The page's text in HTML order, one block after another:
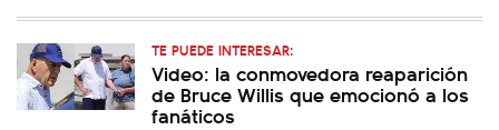
TE PUEDE INTERESAR:
Video: la conmovedora reaparición
de Bruce Willis que emocionó a los
fanáticos